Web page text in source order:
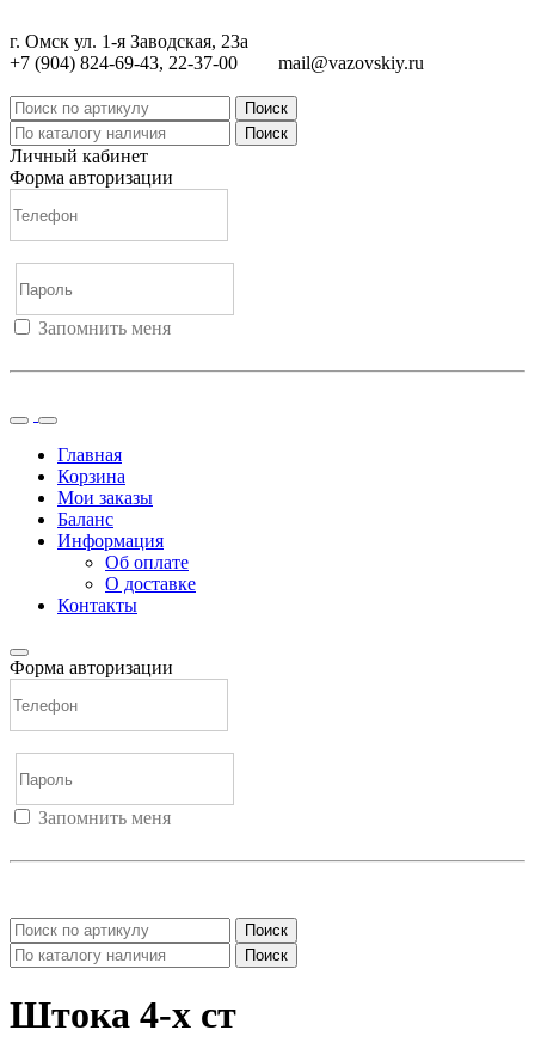
г. Омск ул. 1-я Заводская, 23а
+7 (904) 824-69-43, 22-37-00
mail@vazovskiy.ru
Поиск
Поиск
Личный кабинет
Форма авторизации
Запомнить меня
Главная
Корзина
Мои заказы
Баланс
Информация
Об оплате
О доставке
Контакты
Форма авторизации
Запомнить меня
Поиск
Поиск
Штока 4-х ст